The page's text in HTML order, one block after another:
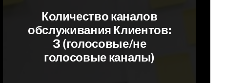
Количество каналов
обслуживания Клиентов:
3 (голосовые/не
голосовые каналы)